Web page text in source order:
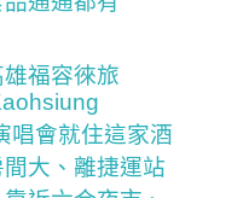
雄福容徠旅
唱會就住這家酒
大、離捷運站